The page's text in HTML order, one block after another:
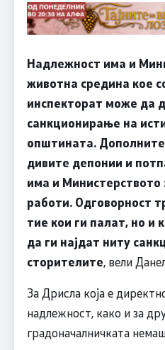
Надлежност има и
животна средина кое
инспекторат може да
санкционирање на
општината.
дивите депонии и
има и Министерството
работи. Одговорност
тие кои ги палат, но
да ги најдат ниту
сторителите, вели
За Дрисла која е
надлежност, како и за
градоначалничката